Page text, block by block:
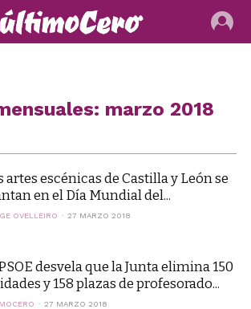
marzo 2018
artes escénicas de Castilla y León se
en el Día Mundial del...
OVELLEIRO 27 MARZO 2018
desvela que la Junta elimina 150
y 158 plazas de profesorado...
27 MARZO 2018